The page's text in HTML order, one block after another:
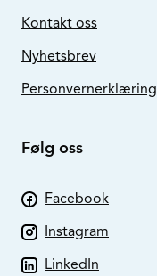
Kontakt oss
Nyhetsbrev
Personvernerklæring
Følg oss
Facebook
Instagram
LinkedIn